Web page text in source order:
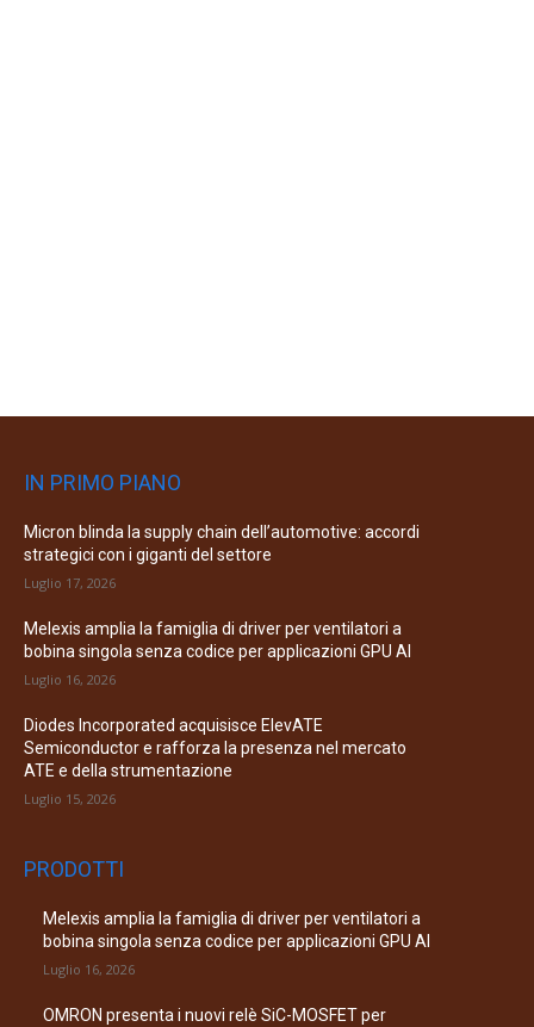
IN PRIMO PIANO
Micron blinda la supply chain dell’automotive: accordi
strategici con i giganti del settore
Luglio 17, 2026
Melexis amplia la famiglia di driver per ventilatori a
bobina singola senza codice per applicazioni GPU AI
Luglio 16, 2026
Diodes Incorporated acquisisce ElevATE
Semiconductor e rafforza la presenza nel mercato
ATE e della strumentazione
Luglio 15, 2026
PRODOTTI
Melexis amplia la famiglia di driver per ventilatori a
bobina singola senza codice per applicazioni GPU AI
Luglio 16, 2026
OMRON presenta i nuovi relè SiC-MOSFET per